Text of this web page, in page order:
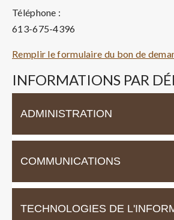
Téléphone :
613-675-4396
Remplir le formulaire du bon de
INFORMATIONS PAR
ADMINISTRATION
COMMUNICATIONS
TECHNOLOGIES DE